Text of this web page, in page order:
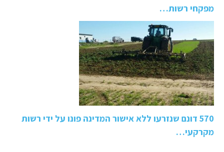
מפקחי רשות…
570 דונם שנזרעו ללא אישור המדינה פונו על ידי רשות
מקרקעי…